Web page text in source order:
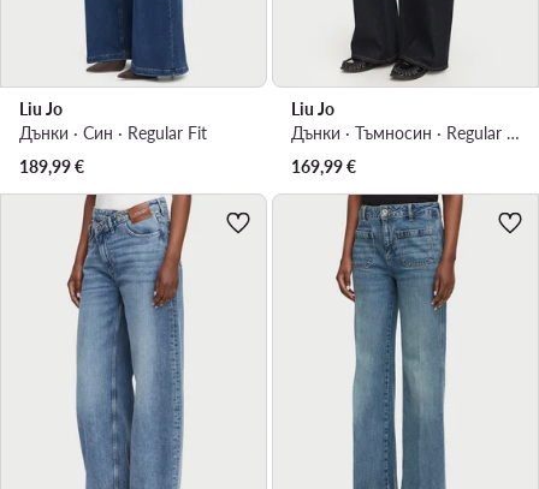
Liu Jo
Дънки · Син · Regular Fit
189,99€
Liu Jo
Дънки · Тъмносин · Regular Fit
169,99€